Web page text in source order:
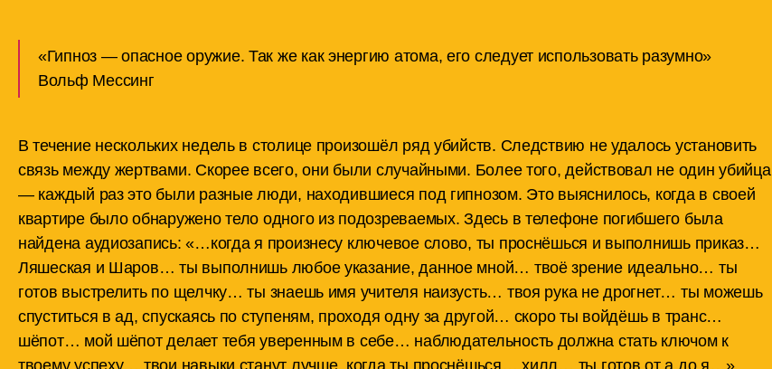
«Гипноз — опасное оружие. Так же как энергию атома, его следует использовать разумно»
Вольф Мессинг
В течение нескольких недель в столице произошёл ряд убийств. Следствию не удалось установить
связь между жертвами. Скорее всего, они были случайными. Более того, действовал не один убийца
— каждый раз это были разные люди, находившиеся под гипнозом. Это выяснилось, когда в своей
квартире было обнаружено тело одного из подозреваемых. Здесь в телефоне погибшего была
найдена аудиозапись: «…когда я произнесу ключевое слово, ты проснёшься и выполнишь приказ…
Ляшеская и Шаров… ты выполнишь любое указание, данное мной… твоё зрение идеально… ты
готов выстрелить по щелчку… ты знаешь имя учителя наизусть… твоя рука не дрогнет… ты можешь
спуститься в ад, спускаясь по ступеням, проходя одну за другой… скоро ты войдёшь в транс…
шёпот… мой шёпот делает тебя уверенным в себе… наблюдательность должна стать ключом к